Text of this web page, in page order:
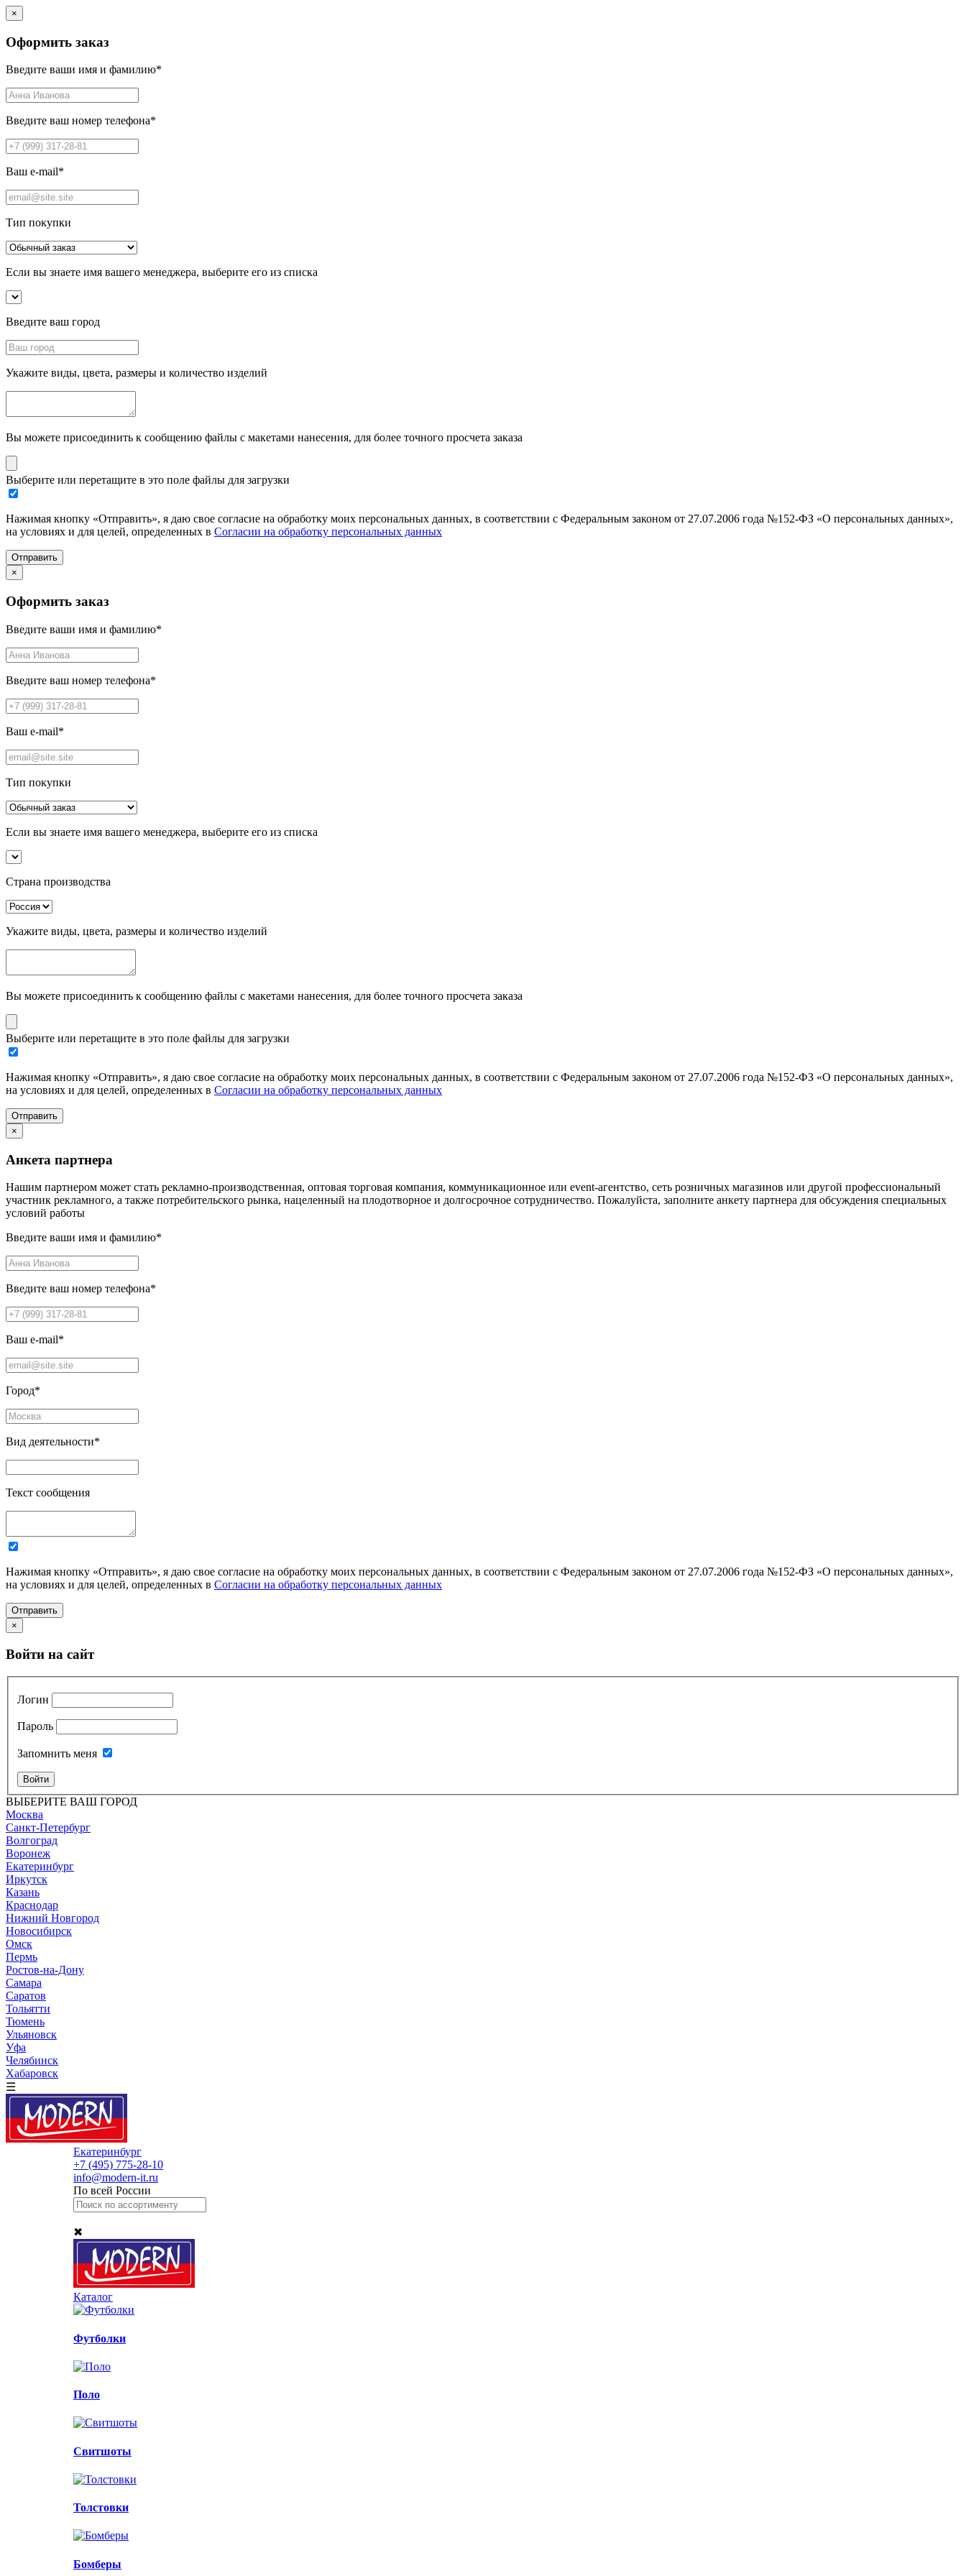
×
Оформить заказ
Введите ваши имя и фамилию*
Введите ваш номер телефона*
Ваш e-mail*
Тип покупки
Если вы знаете имя вашего менеджера, выберите его из списка
Введите ваш город
Укажите виды, цвета, размеры и количество изделий
Вы можете присоединить к сообщению файлы с макетами нанесения, для более точного просчета заказа
Выберите или перетащите в это поле файлы для загрузки
Нажимая кнопку «Отправить», я даю свое согласие на обработку моих персональных данных, в соответствии с Федеральным законом от 27.07.2006 года №152-ФЗ «О персональных данных»,
на условиях и для целей, определенных в Согласии на обработку персональных данных
Отправить
×
Оформить заказ
Введите ваши имя и фамилию*
Введите ваш номер телефона*
Ваш e-mail*
Тип покупки
Если вы знаете имя вашего менеджера, выберите его из списка
Страна производства
Укажите виды, цвета, размеры и количество изделий
Вы можете присоединить к сообщению файлы с макетами нанесения, для более точного просчета заказа
Выберите или перетащите в это поле файлы для загрузки
Нажимая кнопку «Отправить», я даю свое согласие на обработку моих персональных данных, в соответствии с Федеральным законом от 27.07.2006 года №152-ФЗ «О персональных данных»,
на условиях и для целей, определенных в Согласии на обработку персональных данных
Отправить
×
Анкета партнера
Нашим партнером может стать рекламно-производственная, оптовая торговая компания, коммуникационное или event-агентство, сеть розничных магазинов или другой профессиональный
участник рекламного, а также потребительского рынка, нацеленный на плодотворное и долгосрочное сотрудничество. Пожалуйста, заполните анкету партнера для обсуждения специальных
условий работы
Введите ваши имя и фамилию*
Введите ваш номер телефона*
Ваш e-mail*
Город*
Вид деятельности*
Текст сообщения
Нажимая кнопку «Отправить», я даю свое согласие на обработку моих персональных данных, в соответствии с Федеральным законом от 27.07.2006 года №152-ФЗ «О персональных данных»,
на условиях и для целей, определенных в Согласии на обработку персональных данных
Отправить
×
Войти на сайт
Логин
Пароль
Запомнить меня
Войти
ВЫБЕРИТЕ ВАШ ГОРОД
Москва
Санкт-Петербург
Волгоград
Воронеж
Екатеринбург
Иркутск
Казань
Краснодар
Нижний Новгород
Новосибирск
Омск
Пермь
Ростов-на-Дону
Самара
Саратов
Тольятти
Тюмень
Ульяновск
Уфа
Челябинск
Хабаровск
☰
Екатеринбург
+7 (495) 775-28-10
info@modern-it.ru
По всей России
✖
Каталог
Футболки
Поло
Свитшоты
Толстовки
Бомберы